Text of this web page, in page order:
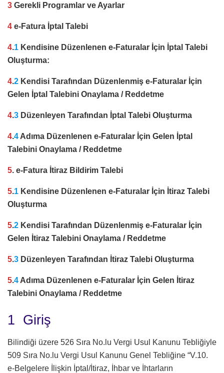
3 Gerekli Programlar ve Ayarlar
4 e-Fatura İptal Talebi
4.1 Kendisine Düzenlenen e-Faturalar İçin İptal Talebi
Oluşturma:
4.2 Kendisi Tarafından Düzenlenmiş e-Faturalar İçin
Gelen İptal Talebini Onaylama / Reddetme
4.3 Düzenleyen Tarafından İptal Talebi Oluşturma
4.4 Adıma Düzenlenen e-Faturalar İçin Gelen İptal
Talebini Onaylama / Reddetme
5. e-Fatura İtiraz Bildirim Talebi
5.1 Kendisine Düzenlenen e-Faturalar İçin İtiraz Talebi
Oluşturma
5.2 Kendisi Tarafından Düzenlenmiş e-Faturalar İçin
Gelen İtiraz Talebini Onaylama / Reddetme
5.3 Düzenleyen Tarafından İtiraz Talebi Oluşturma
5.4 Adıma Düzenlenen e-Faturalar İçin Gelen İtiraz
Talebini Onaylama / Reddetme
1 Giriş
Bilindiği üzere 526 Sıra No.lu Vergi Usul Kanunu Tebliğiyle
509 Sıra No.lu Vergi Usul Kanunu Genel Tebliğine “V.10.
e-Belgelere İlişkin İptal/İtiraz, İhbar ve İhtarların